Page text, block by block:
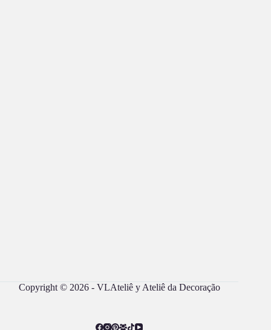
Copyright © 2026 - VLAteliê y Ateliê da Decoração